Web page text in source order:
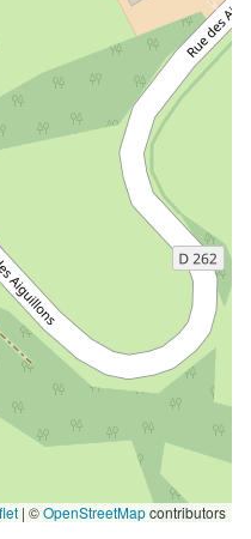
| ©OpenStreetMapcontributors